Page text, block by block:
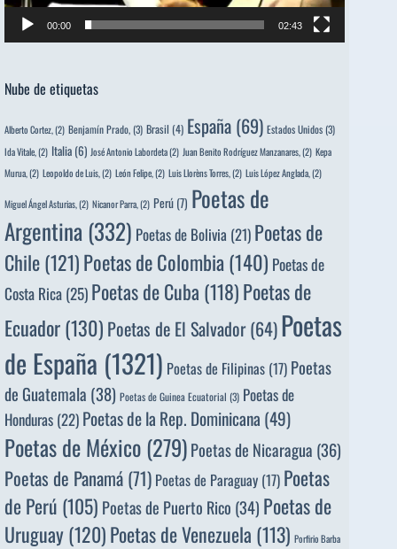
00:00 02:43
Nube de etiquetas
Alberto Cortez, (2) Benjamín Prado,(3) Brasil (4) España (69) Estados Unidos(3)
Ida Vitale, (2) Italia (6) José Antonio Labordeta(2) Juan Benito Rodríguez Manzanares, (2) Kepa
Murua, (2) Leopoldo de Luis, (2) León Felipe, (2) Luis Llorèns Torres, (2) Luis López Anglada, (2)
Miguel Ángel Asturias, (2) Nicanor Parra, (2) Perú (7) Poetas de
Argentina (332) Poetas de Bolivia (21) Poetas de
Chile(121)Poetas de Colombia(140) Poetas de
Costa Rica(25)Poetas de Cuba (118)Poetas de
Ecuador(130) Poetas de El Salvador(64)Poetas
de España (1321) Poetas de Filipinas (17) Poetas
de Guatemala (38) Poetas de Guinea Ecuatorial (3) Poetas de
Honduras (22) Poetas de la Rep. Dominicana (49)
Poetas de México(279)Poetas de Nicaragua (36)
Poetas de Panamá (71) Poetas de Paraguay (17) Poetas
de Perú (105) Poetas de Puerto Rico (34) Poetas de
Uruguay(120)Poetas de Venezuela (113) Porfirio Barba